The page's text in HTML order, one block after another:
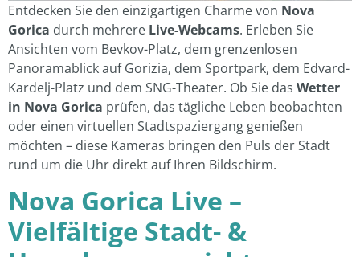
Entdecken Sie den einzigartigen Charme von Nova
Gorica durch mehrere Live-Webcams. Erleben Sie
Ansichten vom Bevkov-Platz, dem grenzenlosen
Panoramablick auf Gorizia, dem Sportpark, dem Edvard-
Kardelj-Platz und dem SNG-Theater. Ob Sie das Wetter
in Nova Gorica prüfen, das tägliche Leben beobachten
oder einen virtuellen Stadtspaziergang genießen
möchten – diese Kameras bringen den Puls der Stadt
rund um die Uhr direkt auf Ihren Bildschirm.
Nova Gorica Live –
Vielfältige Stadt- &